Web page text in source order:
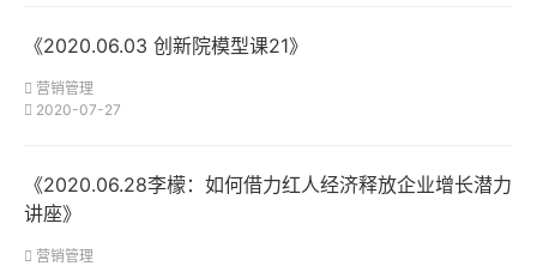
《2020.06.03 创新院模型课21》
营销管理
2020-07-27
《2020.06.28李檬：如何借力红人经济释放企业增长潜力
讲座》
营销管理